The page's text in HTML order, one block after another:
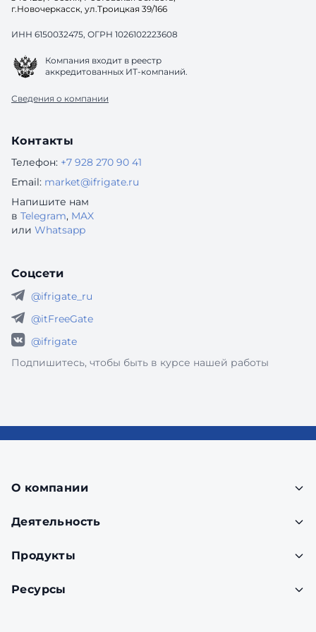
г.Новочеркасск, ул.Троицкая 39/166
ИНН 6150032475, ОГРН 1026102223608
Компания входит в реестр
аккредитованных ИТ-компаний.
Сведения о компании
Контакты
Телефон: +7 928 270 90 41
Email: market@ifrigate.ru
Напишите нам
в Telegram, MAX
или Whatsapp
Соцсети
@ifrigate_ru
@itFreeGate
@ifrigate
Подпишитесь, чтобы быть в курсе нашей работы
О компании
Деятельность
Продукты
Ресурсы